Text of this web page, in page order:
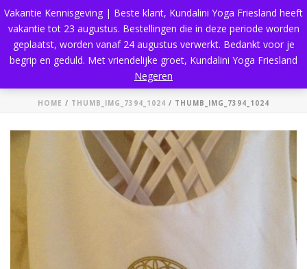
thumb_IMG_7394_1024
HOME / THUMB_IMG_7394_1024 / THUMB_IMG_7394_1024
Vakantie Kennisgeving | Beste klant, Kundalini Yoga Friesland heeft
vakantie tot 23 augustus. Bestellingen die in deze periode worden
geplaatst, worden vanaf 24 augustus verwerkt. Bedankt voor je
begrip en geduld. Met vriendelijke groet, Kundalini Yoga Friesland
Negeren